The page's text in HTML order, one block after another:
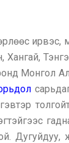
ирвэс,
Монгол
Дугуйдуу,